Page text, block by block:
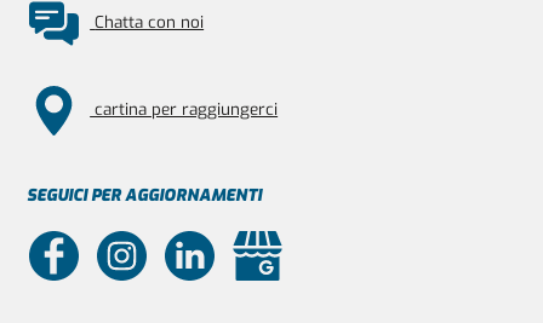
Chatta con noi
cartina per raggiungerci
SEGUICI PER AGGIORNAMENTI